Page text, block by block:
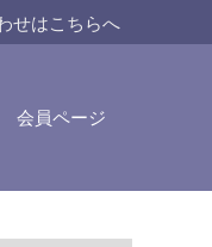
せはこちらへ
会員ページ